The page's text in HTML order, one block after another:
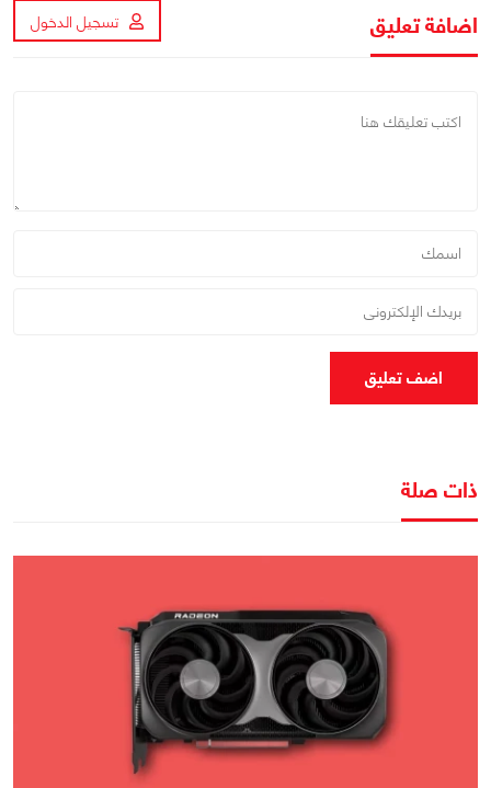
اضافة تعليق تسجيل الدخول
اضف تعليق
ذات صلة